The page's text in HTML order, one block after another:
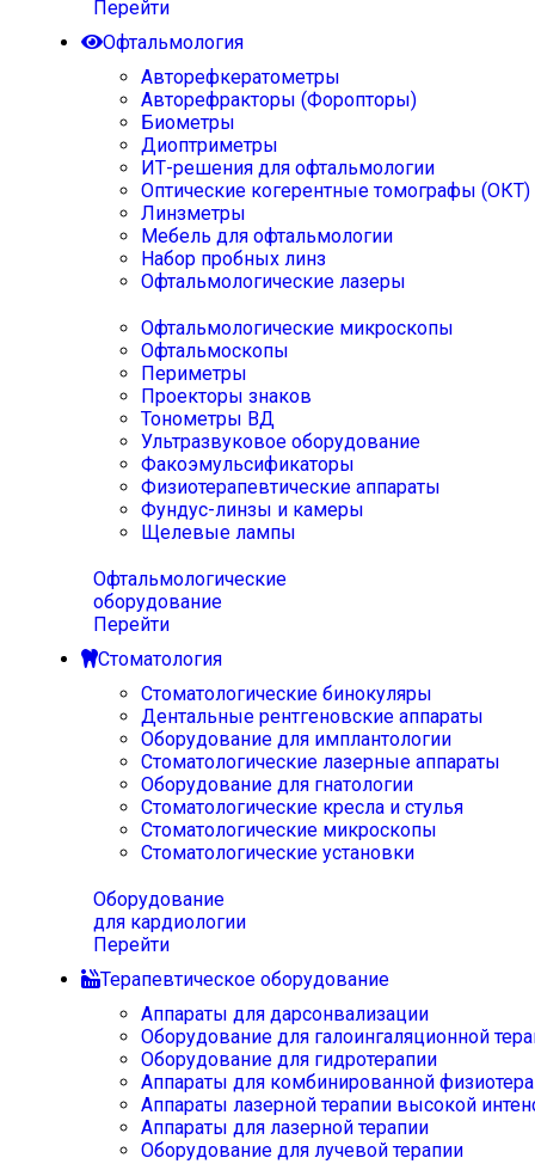
Перейти
Офтальмология
Авторефкератометры
Авторефракторы (Форопторы)
Биометры
Диоптриметры
ИТ-решения для офтальмологии
Оптические когерентные томографы (ОКТ)
Линзметры
Мебель для офтальмологии
Набор пробных линз
Офтальмологические лазеры
Офтальмологические микроскопы
Офтальмоскопы
Периметры
Проекторы знаков
Тонометры ВД
Ультразвуковое оборудование
Факоэмульсификаторы
Физиотерапевтические аппараты
Фундус-линзы и камеры
Щелевые лампы
Офтальмологические
оборудование
Перейти
Стоматология
Стоматологические бинокуляры
Дентальные рентгеновские аппараты
Оборудование для имплантологии
Стоматологические лазерные аппараты
Оборудование для гнатологии
Стоматологические кресла и стулья
Стоматологические микроскопы
Стоматологические установки
Оборудование
для кардиологии
Перейти
Терапевтическое оборудование
Аппараты для дарсонвализации
Оборудование для галоингаляционной
Оборудование для гидротерапии
Аппараты для комбинированной
Аппараты лазерной терапии высокой
Аппараты для лазерной терапии
Оборудование для лучевой терапии